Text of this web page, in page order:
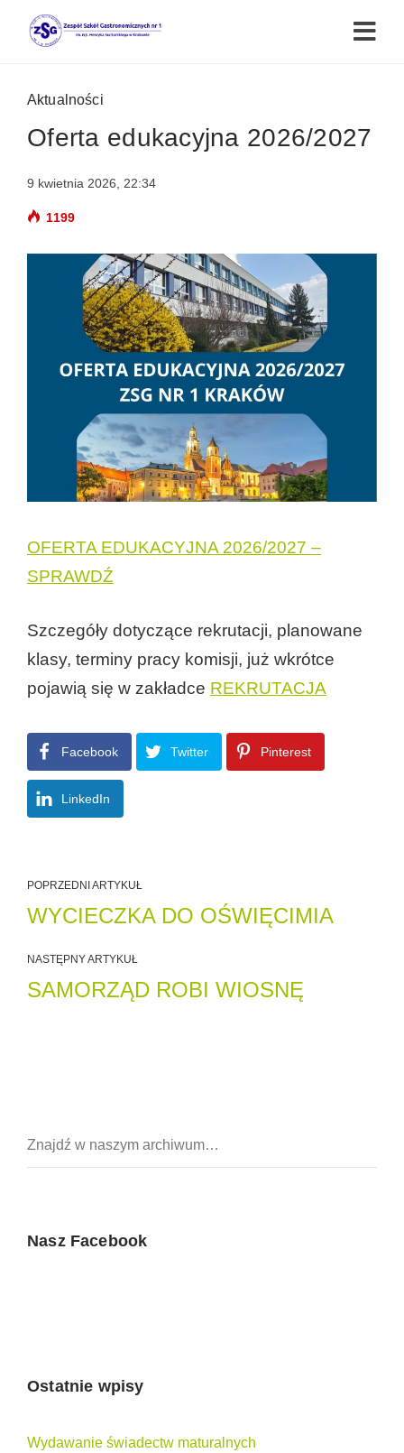
Aktualności
Oferta edukacyjna 2026/2027
9 kwietnia 2026, 22:34
1199
OFERTA EDUKACYJNA 2026/2027 –
SPRAWDŹ
Szczegóły dotyczące rekrutacji, planowane
klasy, terminy pracy komisji, już wkrótce
pojawią się w zakładce REKRUTACJA
Facebook Twitter Pinterest
LinkedIn
POPRZEDNI ARTYKUŁ
WYCIECZKA DO OŚWIĘCIMIA
NASTĘPNY ARTYKUŁ
SAMORZĄD ROBI WIOSNĘ
Nasz Facebook
Ostatnie wpisy
Wydawanie świadectw maturalnych